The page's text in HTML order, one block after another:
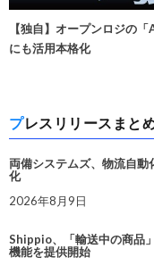
【独自】オープンロジの
にも活用本格化
プレスリリースまと
両備システムズ、物流自
化
2026年8月9日
Shippio、「輸送中の商品
機能を提供開始